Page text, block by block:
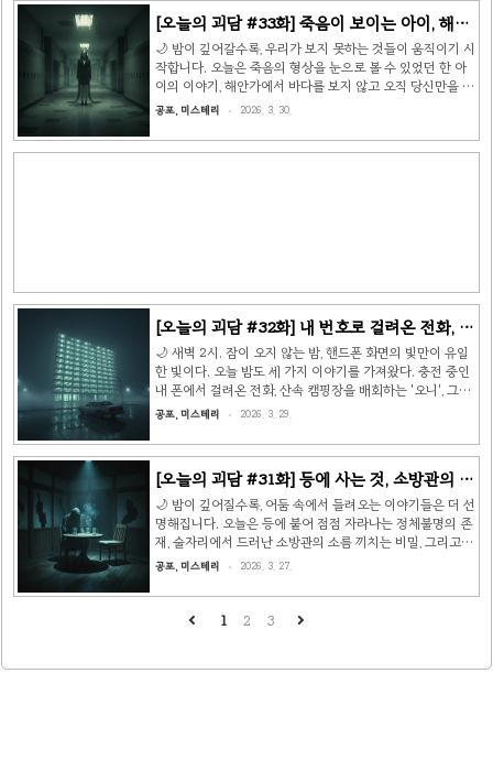
상'이라는 존재를 보고 있었다. 말로 설명하기 어려운 존재였
는데, 유치원생 정도로 보이지만 분명히 사람은 아니었다. 아
이들은 매일 킨킨상과 놀았다고 했고, 보이는 아이들끼리는
자연스럽게 이야기를 나눴다. 나는 킨킨상이 보이지 않는 쪽
이었다. 어느 날, 보이는 아이들이 나에게 물었다..
[오늘의 괴담 #33화] 죽음이 보이는 아이, 해안
가의 시선, 그리고 2층의 대답 👻
🌙 밤이 깊어갈수록, 우리가 보지 못하는 것들이 움직이기 시
작합니다. 오늘은 죽음의 형상을 눈으로 볼 수 있었던 한 아
이의 이야기, 해안가에서 바다를 보지 않고 오직 당신만을 응
시하던 사람들, 그리고 엄마를 불렀더니 2층에서 대답한 '그
아이 처음 만난 건 초등학교 2학년 때였다. 학교 급식 시간,
공포, 미스테리 2026. 3. 30.
[오늘의 괴담 #32화] 내 번호로 걸려온 전화, 캠
핑장의 오니, 그리고 건물에서 나오지 않는 아
내 👻
🌙 새벽 2시. 잠이 오지 않는 밤, 핸드폰 화면의 빛만이 유일
한 빛이다. 오늘 밤도 세 가지 이야기를 가져왔다. 충전 중인
내 폰에서 걸려온 전화, 산속 캠핑장을 배회하는 '오니', 그리
고 48시간째 건물에서 나오지 않는 아내의 이야기. 읽기 전
걸려온 전화 집에서 혼자 게임을 하고 있었을 때의 일이다.
내 핸드폰 번호였다. 그때 내 핸드폰은 바로 옆 방에서 충전
중이었다. 뭔가 안 좋은 예감이 들어서 전화를 받지 않았다.
전화는 몇 번 울리다 끊겼다. 그 뒤로 가끔 생각한다. 그때 전
화를 받았다면, 누가 말했을까. 핸드폰을 가지러 방에 갔다
면, 무슨 일이 일어났을까. 지금..
공포, 미스테리 2026. 3. 29.
[오늘의 괴담 #31화] 등에 사는 것, 소방관의 비
밀, 그리고 복붙된 글의 살인범 👻
🌙 밤이 깊어질수록, 어둠 속에서 들려오는 이야기들은 더 선
명해집니다. 오늘은 등에 붙어 점점 자라나는 정체불명의 존
재, 술자리에서 드러난 소방관의 소름 끼치는 비밀, 그리고
인터넷에 퍼진 글의 진짜 작성자를 찾는 살인범의 이야기를
적이었다. 뒷마당 흙을 파며 놀다가, 진흙 묻은 돌 밑에서 작
고 갈색빛 지네 한 마리가 기어 나왔다. 꼬물꼬물 손바닥 위
재. 나는 그놈에게 'Mr. Milly'라는 이름을 붙여줬다. Mr.
공포, 미스테리 2026. 3. 27.
1 2 3